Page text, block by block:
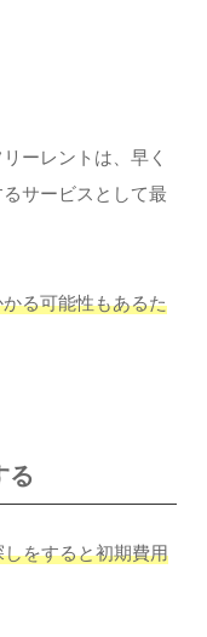
ーレントは、早く
サービスとして最
る可能性もあるた
る
をすると初期費用